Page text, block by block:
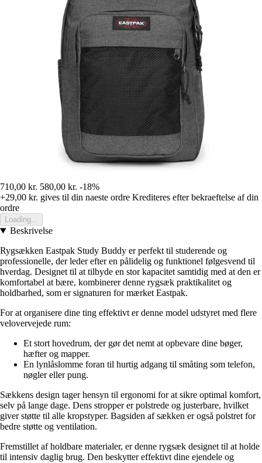
710,00 kr. 580,00 kr. -18%
+29,00 kr. gives til din naeste ordre Krediteres efter bekraeftelse af din
ordre
Loading...
Beskrivelse
Rygsækken Eastpak Study Buddy er perfekt til studerende og
professionelle, der leder efter en pålidelig og funktionel følgesvend til
hverdag. Designet til at tilbyde en stor kapacitet samtidig med at den er
komfortabel at bære, kombinerer denne rygsæk praktikalitet og
holdbarhed, som er signaturen for mærket Eastpak.
For at organisere dine ting effektivt er denne model udstyret med flere
velovervejede rum:
Et stort hovedrum, der gør det nemt at opbevare dine bøger,
hæfter og mapper.
En lynlåslomme foran til hurtig adgang til småting som telefon,
nøgler eller pung.
Sækkens design tager hensyn til ergonomi for at sikre optimal komfort,
selv på lange dage. Dens stropper er polstrede og justerbare, hvilket
giver støtte til alle kropstyper. Bagsiden af sækken er også polstret for
bedre støtte og ventilation.
Fremstillet af holdbare materialer, er denne rygsæk designet til at holde
til intensiv daglig brug. Den beskytter effektivt dine ejendele og